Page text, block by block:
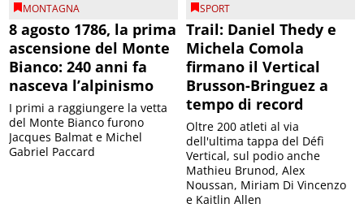
MONTAGNA
8 agosto 1786, la prima
ascensione del Monte
Bianco: 240 anni fa
nasceva l’alpinismo
I primi a raggiungere la vetta
del Monte Bianco furono
Jacques Balmat e Michel
Gabriel Paccard
SPORT
Trail: Daniel Thedy e
Michela Comola
firmano il Vertical
Brusson-Bringuez a
tempo di record
Oltre 200 atleti al via
dell'ultima tappa del Défì
Vertical, sul podio anche
Mathieu Brunod, Alex
Noussan, Miriam Di Vincenzo
e Kaitlin Allen